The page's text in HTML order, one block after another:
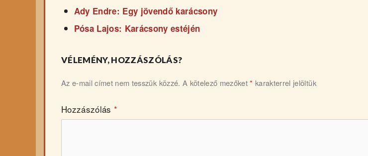
Ady Endre: Egy jövendő karácsony
Pósa Lajos: Karácsony estéjén
VÉLEMÉNY, HOZZÁSZÓLÁS?
Az e-mail címet nem tesszük közzé. A kötelező mezőket* karakterrel jelöltük
Hozzászólás *